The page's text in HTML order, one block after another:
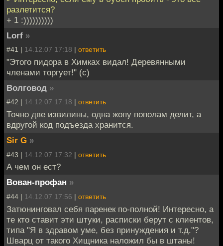
разлетится?
+ 1 :))))))))))
Lorf »
#41 | 14.12.07 17:18 | ответить
"Этого пидора в Химках видал! Деревянными
членами торгует!" (с)
Волговод »
#42 | 14.12.07 17:18 | ответить
Точно две извилины, одна жопу пополам делит, а
вдругой код подъезда хранится.
Sir G »
#43 | 14.12.07 17:32 | ответить
А чем он ест?
Вован-профан »
#44 | 14.12.07 17:56 | ответить
Затюнинговал себя паренек по-полной! Интересно, а
те кто ставит эти штуки, расписки берут с клиентов,
типа "Я в здравом уме, без принуждения и т.д."?
Шварц от такого Хищника наложил бы в штаны!